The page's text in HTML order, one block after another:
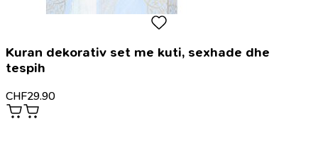
Kuran dekorativ set me kuti, sexhade dhe
tespih
CHF29.90